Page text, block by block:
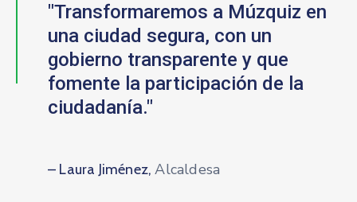
"Transformaremos a Múzquiz en
una ciudad segura, con un
gobierno transparente y que
fomente la participación de la
ciudadanía."
– Laura Jiménez, Alcaldesa